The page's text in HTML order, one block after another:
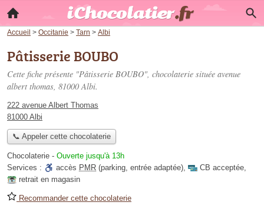
Accueil > Occitanie > Tarn > Albi
Pâtisserie BOUBO
Cette fiche présente "Pâtisserie BOUBO", chocolaterie située avenue
albert thomas, 81000 Albi.
222 avenue Albert Thomas
81000 Albi
📞 Appeler cette chocolaterie
Chocolaterie - Ouverte jusqu'à 13h
Services :
accès PMR (parking, entrée adaptée), CB acceptée,
retrait en magasin
Recommander cette chocolaterie